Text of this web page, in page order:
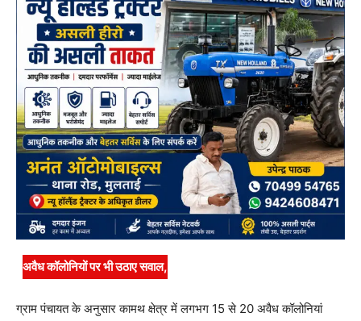
अवैध कॉलोनियों पर भी उठाए सवाल,
ग्राम पंचायत के अनुसार कामथ क्षेत्र में लगभग 15 से 20 अवैध कॉलोनियां